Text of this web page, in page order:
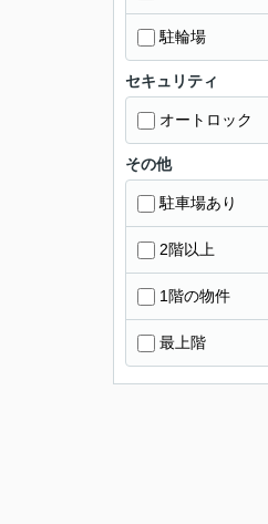
駐輪場
セキュリティ
オートロック
その他
駐車場あり
2階以上
1階の物件
最上階